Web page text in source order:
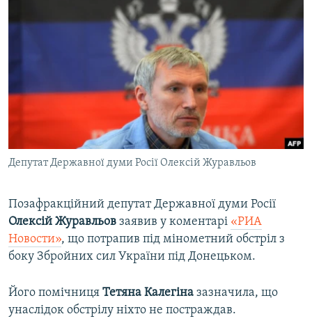
ВСЕ ЗА ДЕНЬ
ВІДЕОУРОКИ «ELIFBE»
УКРАЇНСЬКА ПРОБЛЕМА КРИМУ
ІНФОГРАФІКА
ЯК ОБІЙТИ БЛОКУВАННЯ
Русский
ДОЛУЧАЙСЯ!
Усі сайти RFE/RL
Депутат Державної думи Росії Олексій Журавльов
Позафракційний депутат Державної думи Росії
Олексій Журавльов заявив у коментарі «РИА
Новости», що потрапив під мінометний обстріл з
боку Збройних сил України під Донецьком.
Його помічниця Тетяна Калегіна зазначила, що
унаслідок обстрілу ніхто не постраждав.